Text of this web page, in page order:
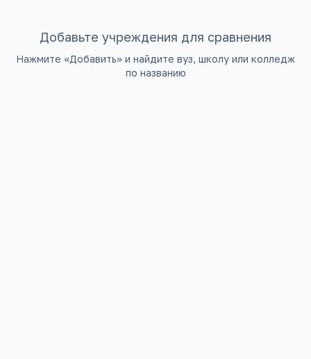
Добавьте учреждения для сравнения
Нажмите «Добавить» и найдите вуз, школу или колледж
по названию